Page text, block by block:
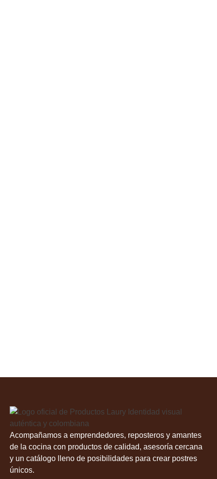
Acompañamos a emprendedores, reposteros y amantes
de la cocina con productos de calidad, asesoría cercana
y un catálogo lleno de posibilidades para crear postres
únicos.